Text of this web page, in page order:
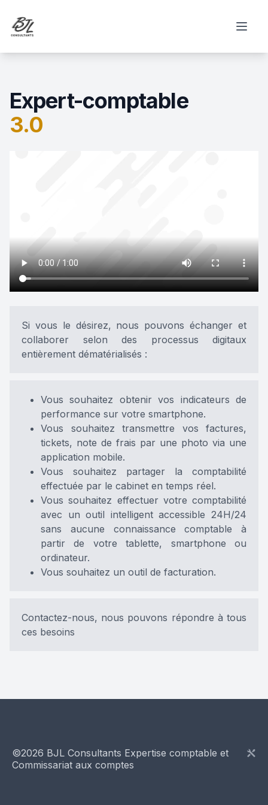
BJL consultants
Expert-comptable
3.0
Si vous le désirez, nous pouvons échanger et
collaborer selon des processus digitaux
entièrement dématérialisés :
Vous souhaitez obtenir vos indicateurs de
performance sur votre smartphone.
Vous souhaitez transmettre vos factures,
tickets, note de frais par une photo via une
application mobile.
Vous souhaitez partager la comptabilité
effectuée par le cabinet en temps réel.
Vous souhaitez effectuer votre comptabilité
avec un outil intelligent accessible 24H/24
sans aucune connaissance comptable à
partir de votre tablette, smartphone ou
ordinateur.
Vous souhaitez un outil de facturation.
Contactez-nous, nous pouvons répondre à tous
ces besoins
©2026 BJL Consultants Expertise comptable et
Commissariat aux comptes